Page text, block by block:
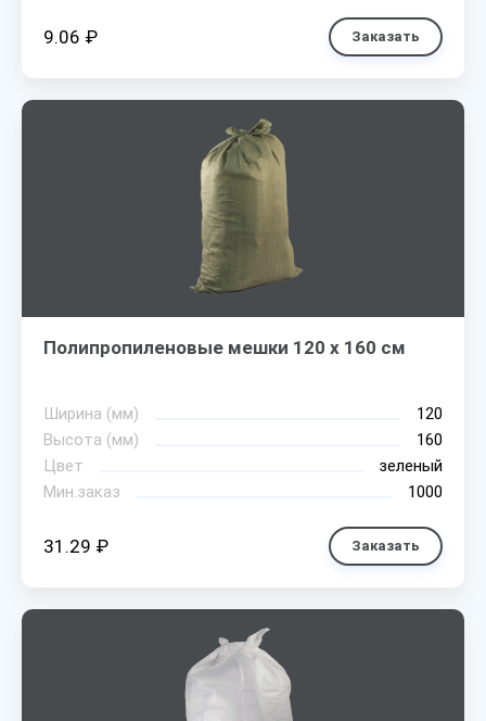
9.06 ₽ Заказать
Полипропиленовые мешки 120 х 160 см
Ширина (мм)
120
Высота (мм)
160
Цвет
зеленый
Мин.заказ
1000
31.29 ₽ Заказать